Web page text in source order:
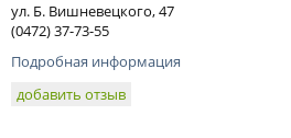
ул. Б. Вишневецкого, 47
(0472) 37-73-55
Подробная информация
добавить отзыв